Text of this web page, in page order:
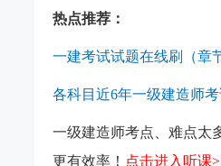
热点推荐：
一建考试试题在线刷（章
各科目近6年一级建造师
一级建造师考点、难点太
更有效率！ 点击进入听课